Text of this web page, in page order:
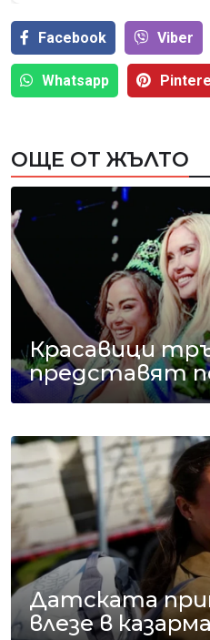
Facebook Viber
Whatsapp
ОЩЕ ОТ ЖЪЛТО
Красавици
представят
Датската
влезе в